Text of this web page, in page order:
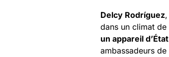
Delcy Rodríguez
dans un climat
un appareil
ambassadeurs de